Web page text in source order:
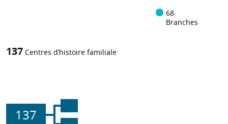
68
Branches
137 Centres d’histoire familiale
137